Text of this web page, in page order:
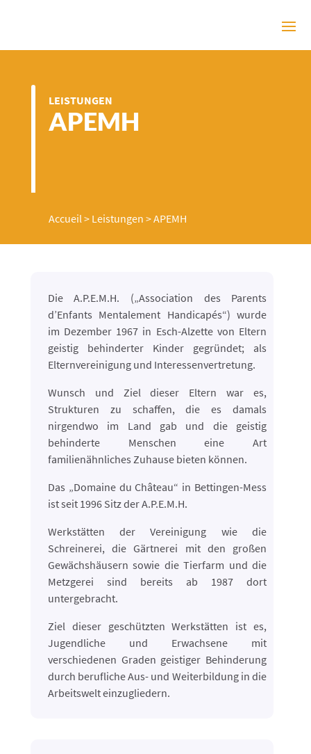
LEISTUNGEN
APEMH
Accueil> Leistungen >APEMH
Die A.P.E.M.H. („Association des Parents
d’Enfants Mentalement Handicapés“) wurde
im Dezember 1967 in Esch-Alzette von Eltern
geistig behinderter Kinder gegründet; als
Elternvereinigung und Interessenvertretung.
Wunsch und Ziel dieser Eltern war es,
Strukturen zu schaffen, die es damals
nirgendwo im Land gab und die geistig
behinderte Menschen eine Art
familienähnliches Zuhause bieten können.
Das „Domaine du Château“ in Bettingen-Mess
ist seit 1996 Sitz der A.P.E.M.H.
Werkstätten der Vereinigung wie die
Schreinerei, die Gärtnerei mit den großen
Gewächshäusern sowie die Tierfarm und die
Metzgerei sind bereits ab 1987 dort
untergebracht.
Ziel dieser geschützten Werkstätten ist es,
Jugendliche und Erwachsene mit
verschiedenen Graden geistiger Behinderung
durch berufliche Aus- und Weiterbildung in die
Arbeitswelt einzugliedern.